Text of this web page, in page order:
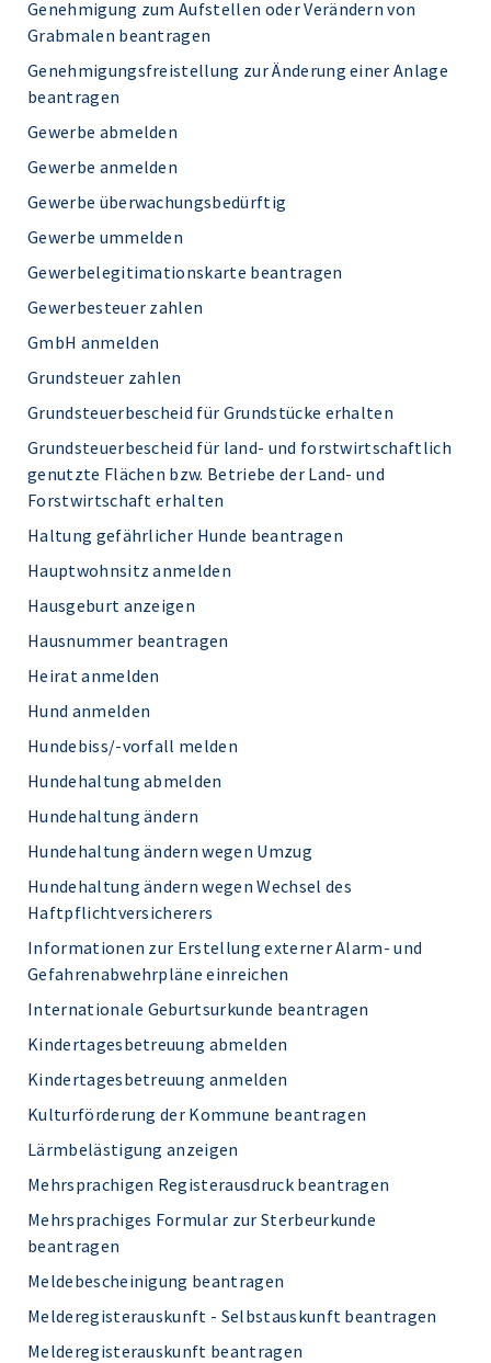
Genehmigung zum Aufstellen oder Verändern von
Grabmalen beantragen
Genehmigungsfreistellung zur Änderung einer Anlage
beantragen
Gewerbe abmelden
Gewerbe anmelden
Gewerbe überwachungsbedürftig
Gewerbe ummelden
Gewerbelegitimationskarte beantragen
Gewerbesteuer zahlen
GmbH anmelden
Grundsteuer zahlen
Grundsteuerbescheid für Grundstücke erhalten
Grundsteuerbescheid für land- und forstwirtschaftlich
genutzte Flächen bzw. Betriebe der Land- und
Forstwirtschaft erhalten
Haltung gefährlicher Hunde beantragen
Hauptwohnsitz anmelden
Hausgeburt anzeigen
Hausnummer beantragen
Heirat anmelden
Hund anmelden
Hundebiss/-vorfall melden
Hundehaltung abmelden
Hundehaltung ändern
Hundehaltung ändern wegen Umzug
Hundehaltung ändern wegen Wechsel des
Haftpflichtversicherers
Informationen zur Erstellung externer Alarm- und
Gefahrenabwehrpläne einreichen
Internationale Geburtsurkunde beantragen
Kindertagesbetreuung abmelden
Kindertagesbetreuung anmelden
Kulturförderung der Kommune beantragen
Lärmbelästigung anzeigen
Mehrsprachigen Registerausdruck beantragen
Mehrsprachiges Formular zur Sterbeurkunde
beantragen
Meldebescheinigung beantragen
Melderegisterauskunft - Selbstauskunft beantragen
Melderegisterauskunft beantragen